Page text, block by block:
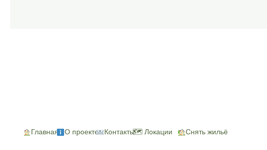
Главная О проекте Контакты🗺 Локации Снять жильё